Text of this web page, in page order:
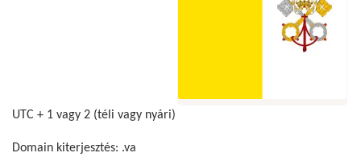
UTC + 1 vagy 2 (téli vagy nyári)
Domain kiterjesztés: .va